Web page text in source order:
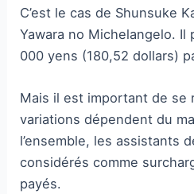
C’est le cas de Shunsuke
Yawara no Michelangelo.
000 yens (180,52 dollars)
Mais il est important de se
variations dépendent du
l’ensemble, les assistants
considérés comme
payés.